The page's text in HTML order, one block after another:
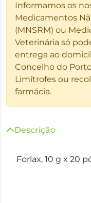
Informamos os
Medicamentos
(MNSRM) ou
Veterinária só
entrega ao
Concelho do
Limítrofes ou
farmácia.
Descrição
Forlax, 10 g x 20